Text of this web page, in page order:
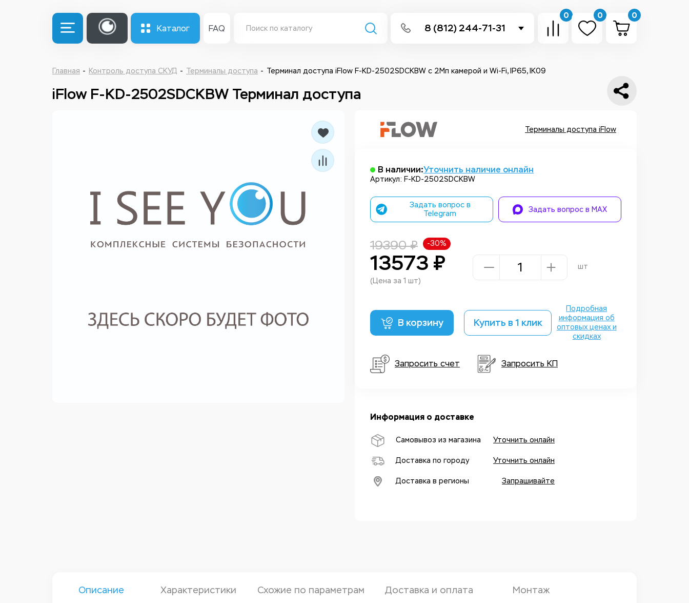
Каталог FAQ 8 (812) 244-71-31
Написать в Telegram
0 0 0
Главная Контроль доступа СКУД Терминалы доступа Терминал доступа iFlow F-KD-2502SDCKBW с 2Мп камерой и Wi-Fi, IP65, IK09
iFlow F-KD-2502SDCKBW Терминал доступа
Терминалы доступа iFlow
В наличии:Уточнить наличие онлайн
Артикул: F-KD-2502SDCKBW
Задать вопрос в
Telegram
Задать вопрос в MAX
19390 ₽ -30%
13573 ₽
(Цена за 1 шт)
шт
В корзину Купить в 1 клик
Подробная
информация об
оптовых ценах и
скидках
Запросить счет Запросить КП
Информация о доставке
Самовывоз из магазина Уточнить онлайн
Доставка по городу Уточнить онлайн
Доставка в регионы Запрашивайте
Описание Характеристики Схожие по параметрам Доставка и оплата Монтаж